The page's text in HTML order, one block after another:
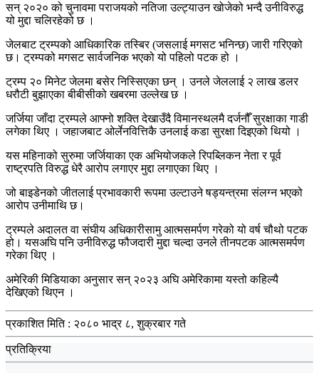
सन् २०२० को चुनावमा पराजयको नतिजा उल्ट्याउन खोजेको भन्दै उनीविरुद्ध
यो मुद्दा चलिरहेको छ ।
जेलबाट ट्रम्पको आधिकारिक तस्बिर (जसलाई मगसट भनिन्छ) जारी गरिएको
छ। ट्रम्पको मगसट सार्वजनिक भएको यो पहिलो पटक हो ।
ट्रम्प २० मिनेट जेलमा बसेर निस्सिएका छन् । उनले जेललाई २ लाख डलर
धरौटी बुझाएका बीबीसीको खबरमा उल्लेख छ ।
जर्जिया जाँदा ट्रम्पले आफ्नो शक्ति देखाउँदै विमानस्थलमै दर्जनौँ सुरक्षाका गाडी
लगेका थिए । जहाजबाट ओर्लेनवित्तिकै उनलाई कडा सुरक्षा दिइएको थियो ।
यस महिनाको सुरुमा जर्जियाका एक अभियोजकले रिपब्लिकन नेता र पूर्व
राष्ट्रपति विरुद्ध धेरै आरोप लगाएर मुद्दा लगाएका थिए ।
जो बाइडेनको जीतलाई प्रभावकारी रूपमा उल्टाउने षड्यन्त्रमा संलग्न भएको
आरोप उनीमाथि छ।
ट्रम्पले अदालत वा संघीय अधिकारीसामु आत्मसमर्पण गरेको यो वर्ष चौथो पटक
हो। यसअघि पनि उनीविरुद्ध फौजदारी मुद्दा चल्दा उनले तीनपटक आत्मसमर्पण
गरेका थिए ।
अमेरिकी मिडियाका अनुसार सन् २०२३ अघि अमेरिकामा यस्तो कहिल्यै
देखिएको थिएन ।
प्रकाशित मिति : २०८० भाद्र ८, शुक्रबार गते
प्रतिक्रिया